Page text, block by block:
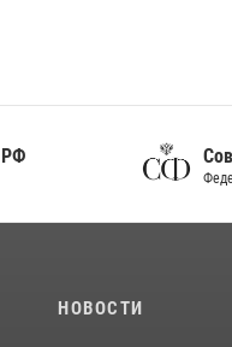
Совет
Федерального
НОВОСТИ